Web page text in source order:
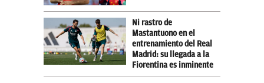
Ni rastro de
Mastantuono en el
entrenamiento del Real
Madrid: su llegada a la
Fiorentina es inminente